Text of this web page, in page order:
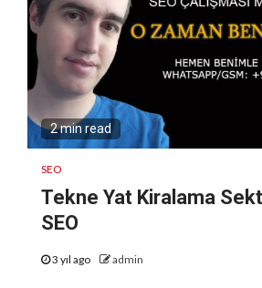
2 min read
SEO
Tekne Yat Kiralama
SEO
3 yıl ago admin